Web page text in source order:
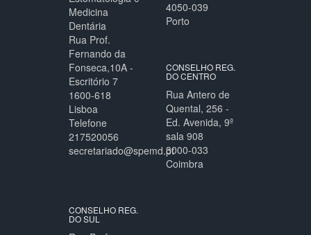
Medicina
Dentária
Rua Prof.
Fernando da
Fonseca,10A -
Escritório 7
1600-618
Lisboa
Telefone
217520056
secretariado@spemd.pt
4050-039
Porto
CONSELHO REG.
DO CENTRO
Rua Antero de
Quental, 256 -
Ed. Avenida, 9º
sala 908
3000-033
Coimbra
CONSELHO REG.
DO SUL